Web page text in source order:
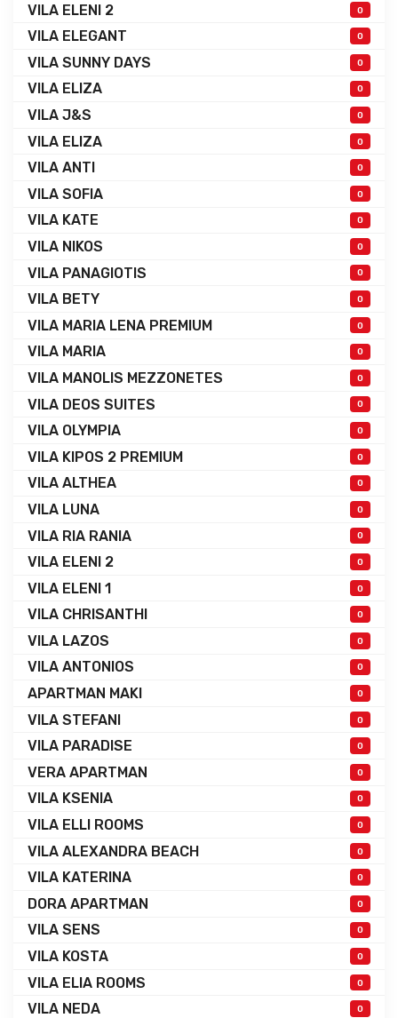
VILA ELENI 2 0
VILA ELEGANT 0
VILA SUNNY DAYS 0
VILA ELIZA 0
VILA J&S 0
VILA ELIZA 0
VILA ANTI 0
VILA SOFIA 0
VILA KATE 0
VILA NIKOS 0
VILA PANAGIOTIS 0
VILA BETY 0
VILA MARIA LENA PREMIUM 0
VILA MARIA 0
VILA MANOLIS MEZZONETES 0
VILA DEOS SUITES 0
VILA OLYMPIA 0
VILA KIPOS 2 PREMIUM 0
VILA ALTHEA 0
VILA LUNA 0
VILA RIA RANIA 0
VILA ELENI 2 0
VILA ELENI 1 0
VILA CHRISANTHI 0
VILA LAZOS 0
VILA ANTONIOS 0
APARTMAN MAKI 0
VILA STEFANI 0
VILA PARADISE 0
VERA APARTMAN 0
VILA KSENIA 0
VILA ELLI ROOMS 0
VILA ALEXANDRA BEACH 0
VILA KATERINA 0
DORA APARTMAN 0
VILA SENS 0
VILA KOSTA 0
VILA ELIA ROOMS 0
VILA NEDA 0